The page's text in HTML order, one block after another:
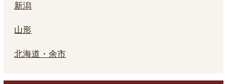
新潟
山形
北海道・余市